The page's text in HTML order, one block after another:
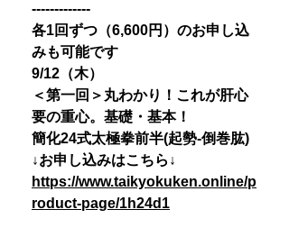
-------------
各1回ずつ（6,600円）のお申し込
みも可能です
9/12（木）
＜第一回＞丸わかり！これが肝心
要の重心。基礎・基本！
簡化24式太極拳前半(起勢-倒巻肱)
↓お申し込みはこちら↓
https://www.taikyokuken.online/p
roduct-page/1h24d1